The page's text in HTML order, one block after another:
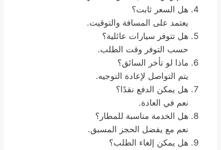
هل السعر ثابت؟
يعتمد على المسافة والتوقيت.
هل تتوفر سيارات عائلية؟
حسب التوفر وقت الطلب.
ماذا لو تأخر السائق؟
يتم التواصل لإعادة التوجيه.
هل يمكن الدفع نقدًا؟
نعم في العادة.
هل الخدمة مناسبة للمطار؟
نعم مع يفضل الحجز المسبق.
هل يمكن إلغاء الطلب؟